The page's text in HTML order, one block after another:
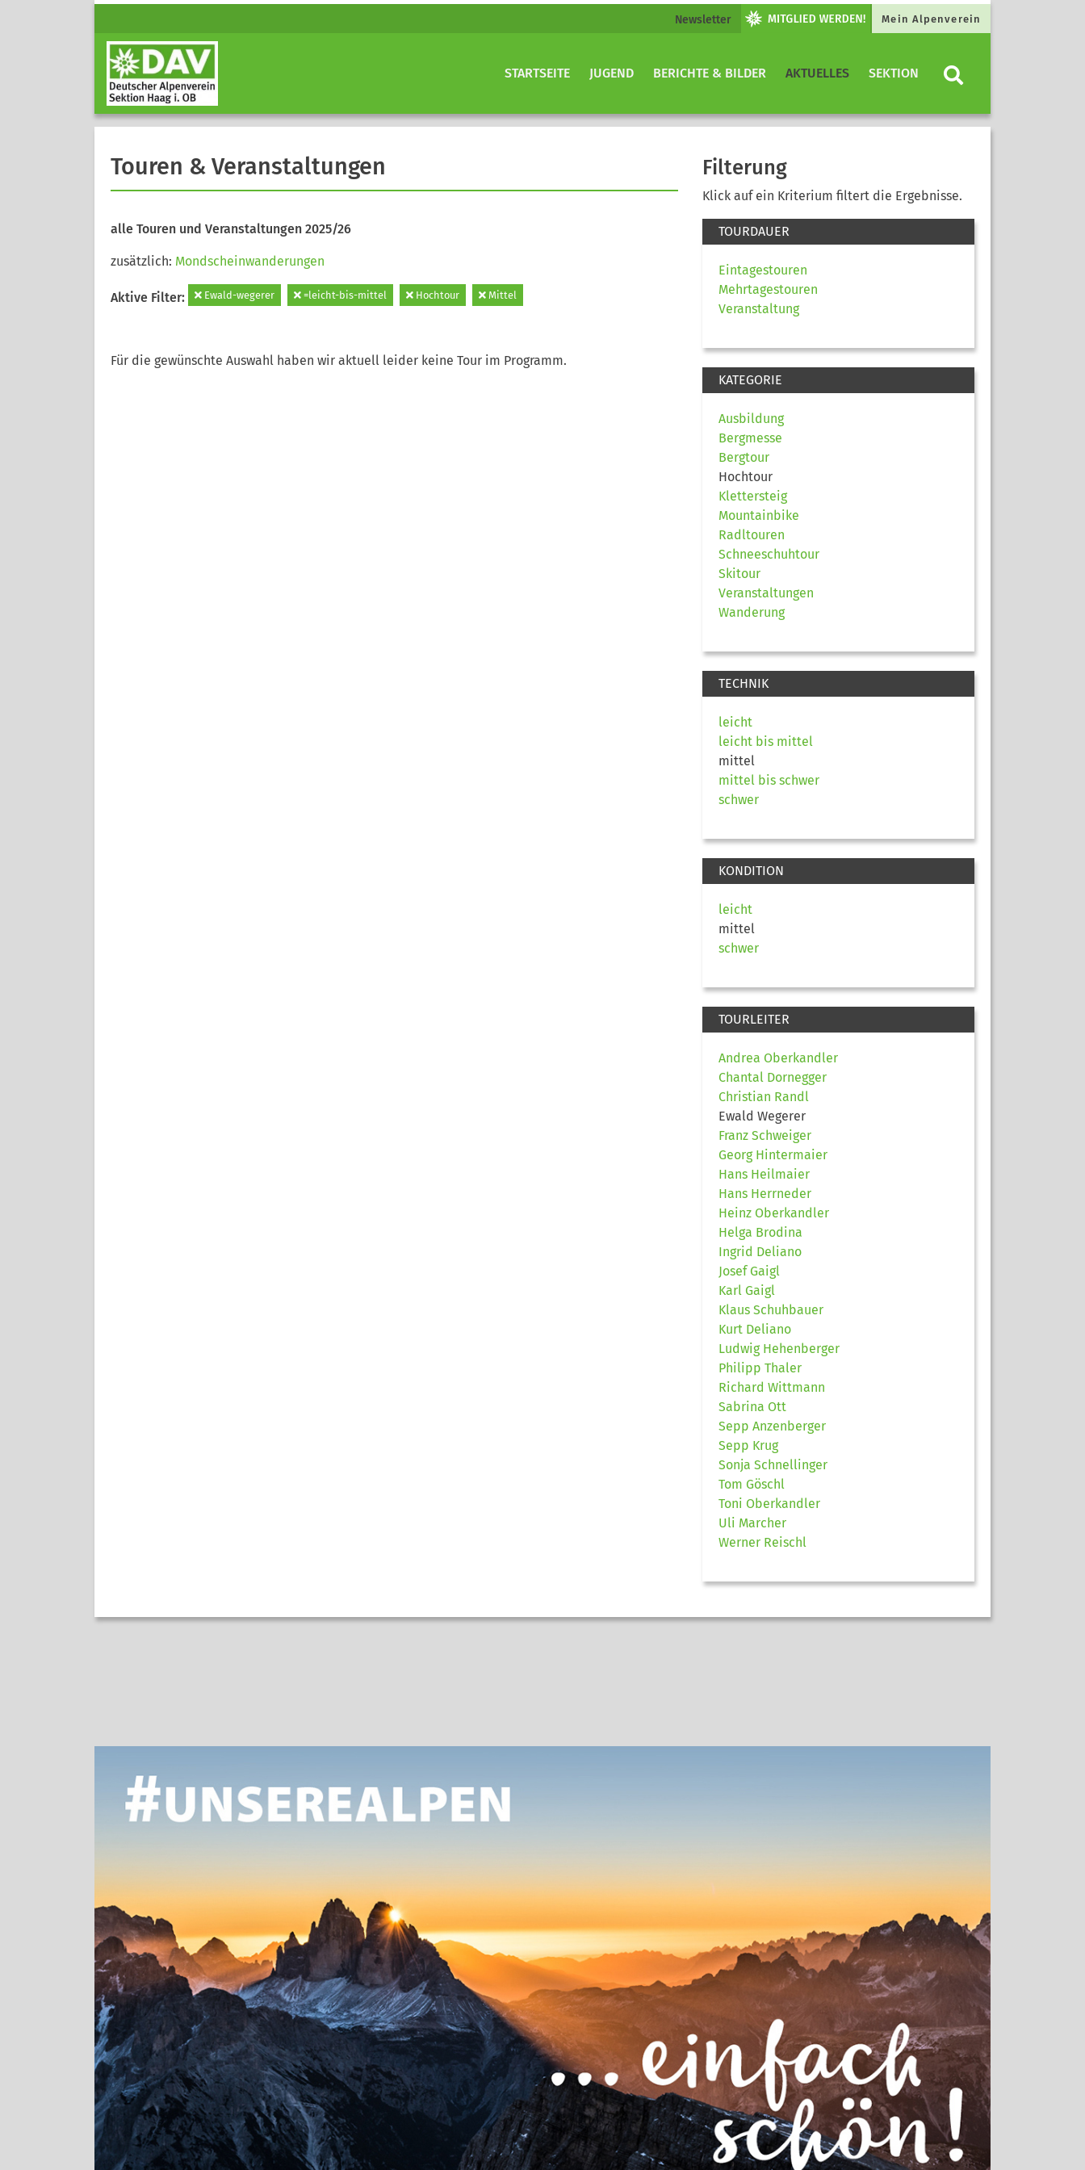
Newsletter Mein Alpenverein
STARTSEITE JUGEND BERICHTE & BILDER AKTUELLES SEKTION
Touren & Veranstaltungen
alle Touren und Veranstaltungen 2025/26
zusätzlich: Mondscheinwanderungen
Aktive Filter: Ewald-wegerer =leicht-bis-mittel Hochtour Mittel
Für die gewünschte Auswahl haben wir aktuell leider keine Tour im Programm.
Filterung
Klick auf ein Kriterium filtert die Ergebnisse.
TOURDAUER
Eintagestouren
Mehrtagestouren
Veranstaltung
KATEGORIE
Ausbildung
Bergmesse
Bergtour
Hochtour
Klettersteig
Mountainbike
Radltouren
Schneeschuhtour
Skitour
Veranstaltungen
Wanderung
TECHNIK
leicht
leicht bis mittel
mittel
mittel bis schwer
schwer
KONDITION
leicht
mittel
schwer
TOURLEITER
Andrea Oberkandler
Chantal Dornegger
Christian Randl
Ewald Wegerer
Franz Schweiger
Georg Hintermaier
Hans Heilmaier
Hans Herrneder
Heinz Oberkandler
Helga Brodina
Ingrid Deliano
Josef Gaigl
Karl Gaigl
Klaus Schuhbauer
Kurt Deliano
Ludwig Hehenberger
Philipp Thaler
Richard Wittmann
Sabrina Ott
Sepp Anzenberger
Sepp Krug
Sonja Schnellinger
Tom Göschl
Toni Oberkandler
Uli Marcher
Werner Reischl